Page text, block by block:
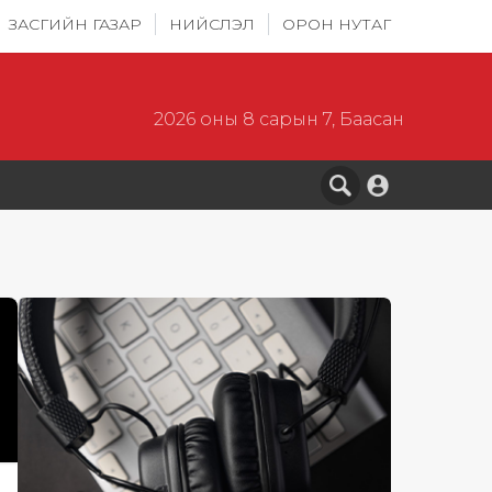
ЗАСГИЙН ГАЗАР НИЙСЛЭЛ ОРОН НУТАГ
2026 оны 8 сарын 7, Баасан